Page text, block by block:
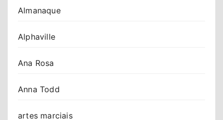
Almanaque
Alphaville
Ana Rosa
Anna Todd
artes marciais